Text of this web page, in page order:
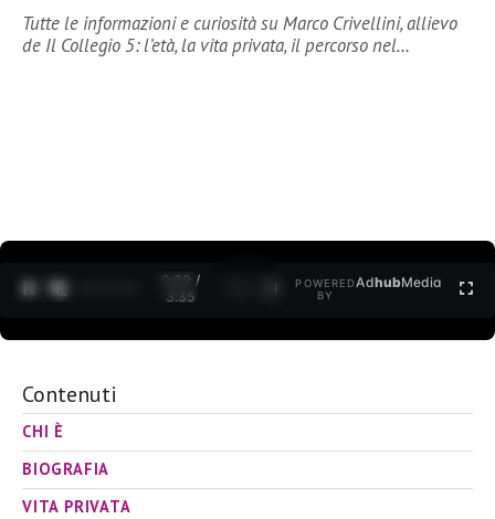
Tutte le informazioni e curiosità su Marco Crivellini, allievo
de Il Collegio 5: l’età, la vita privata, il percorso nel…
0:30 /
3:35
POWERED
BY
AdhubMedia
Contenuti
CHI È
BIOGRAFIA
VITA PRIVATA